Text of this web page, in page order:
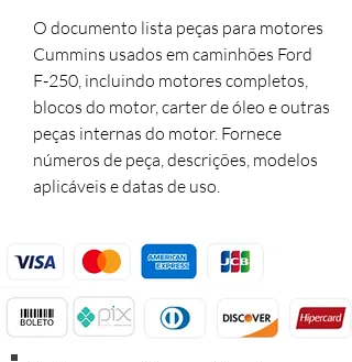
O documento lista peças para motores
Cummins usados em caminhões Ford
F-250, incluindo motores completos,
blocos do motor, carter de óleo e outras
peças internas do motor. Fornece
números de peça, descrições, modelos
aplicáveis e datas de uso.